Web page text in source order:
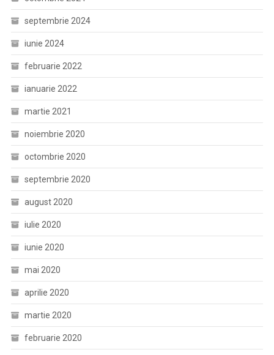
septembrie 2024
iunie 2024
februarie 2022
ianuarie 2022
martie 2021
noiembrie 2020
octombrie 2020
septembrie 2020
august 2020
iulie 2020
iunie 2020
mai 2020
aprilie 2020
martie 2020
februarie 2020